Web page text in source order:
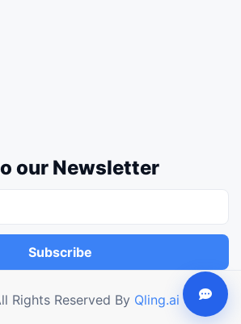
our Newsletter
Subscribe
Rights Reserved By Qling.ai